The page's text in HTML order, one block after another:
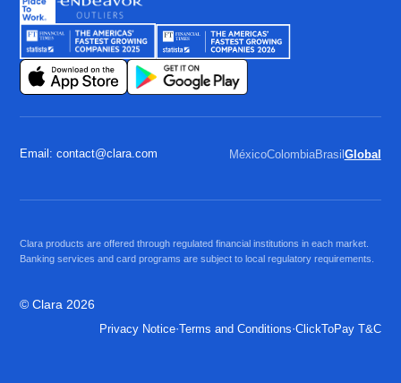
Email: contact@clara.com MéxicoColombiaBrasil Global
Clara products are offered through regulated financial institutions in each market.
Banking services and card programs are subject to local regulatory requirements.
© Clara 2026
Privacy Notice·Terms and Conditions·ClickToPay T&C